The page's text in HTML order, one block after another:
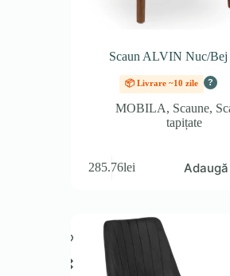
Scaun ALVIN Nuc/Bej
📦 Livrare ~10 zile ?
MOBILA, Scaune,
tapițate
285.76lei